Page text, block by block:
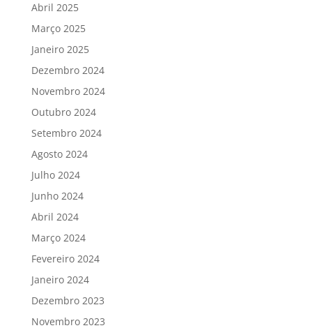
Abril 2025
Março 2025
Janeiro 2025
Dezembro 2024
Novembro 2024
Outubro 2024
Setembro 2024
Agosto 2024
Julho 2024
Junho 2024
Abril 2024
Março 2024
Fevereiro 2024
Janeiro 2024
Dezembro 2023
Novembro 2023